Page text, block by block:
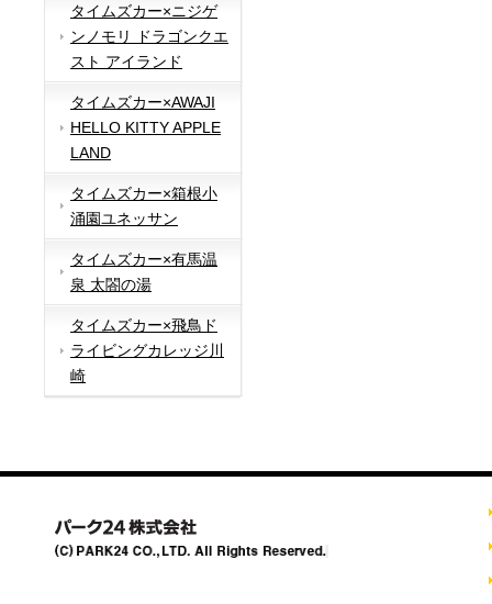
タイムズカー×ニジゲ
ンノモリ ドラゴンクエ
スト アイランド
タイムズカー×AWAJI
HELLO KITTY APPLE
LAND
タイムズカー×箱根小
涌園ユネッサン
タイムズカー×有馬温
泉 太閤の湯
タイムズカー×飛鳥ド
ライビングカレッジ川
崎